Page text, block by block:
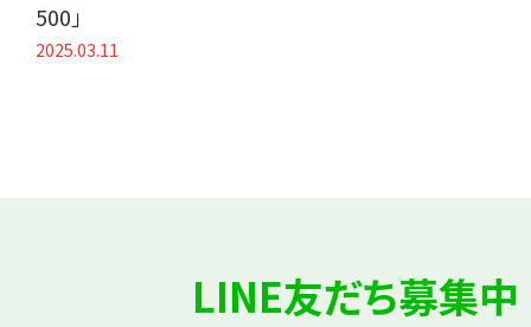
500」
2025.03.11
LINE友だち募集中